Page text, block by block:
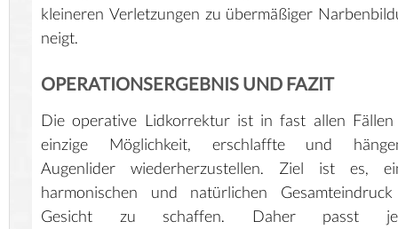
kleineren Verletzungen zu übermäßiger
neigt.
OPERATIONSERGEBNIS UND FAZIT
Die operative Lidkorrektur ist in fast allen Fällen
einzige Möglichkeit, erschlaffte und
Augenlider wiederherzustellen. Ziel ist es,
harmonischen und natürlichen
Gesicht zu schaffen. Daher passt